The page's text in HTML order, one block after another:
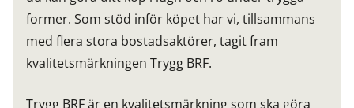
former. Som stöd inför köpet har vi, tillsammans
med flera stora bostadsaktörer, tagit fram
kvalitetsmärkningen Trygg BRF.
Trygg BRF är en kvalitetsmärkning som ska göra